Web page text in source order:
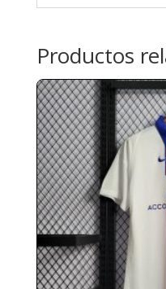
Productos